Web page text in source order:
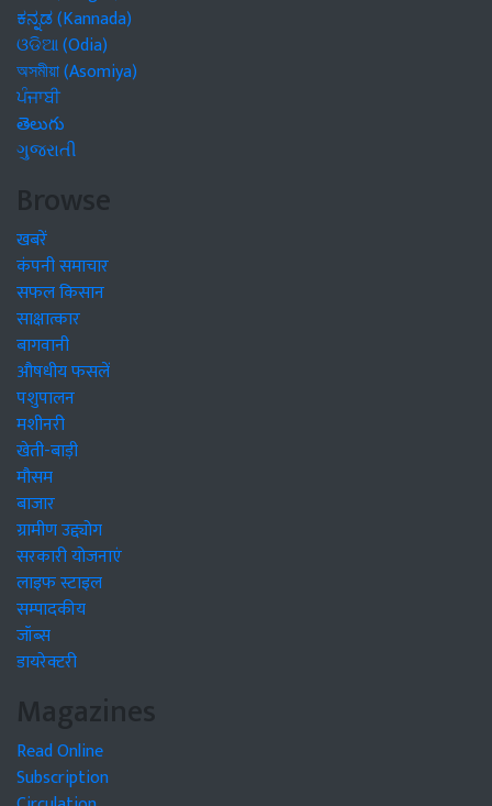
ಕನ್ನಡ (Kannada)
ଓଡିଆ (Odia)
অসমীয়া (Asomiya)
ਪੰਜਾਬੀ
తెలుగు
ગુજરાતી
Browse
खबरें
कंपनी समाचार
सफल किसान
साक्षात्कार
बागवानी
औषधीय फसलें
पशुपालन
मशीनरी
खेती-बाड़ी
मौसम
बाजार
ग्रामीण उद्द्योग
सरकारी योजनाएं
लाइफ स्टाइल
सम्पादकीय
जॉब्स
डायरेक्टरी
Magazines
Read Online
Subscription